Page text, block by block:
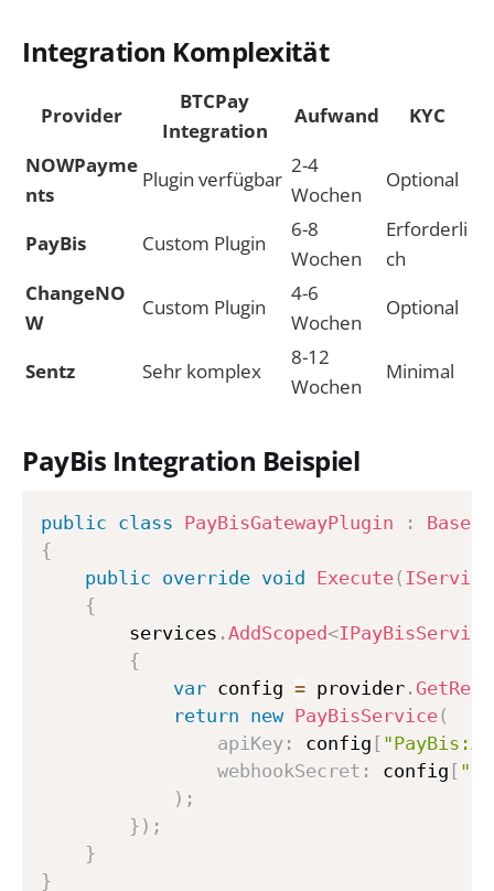
Integration Komplexität
Provider
BTCPay
Integration
Aufwand
KYC
NOWPayme
nts
Plugin verfügbar
2-4
Wochen
Optional
PayBis Custom Plugin
6-8
Wochen
Erforderli
ch
ChangeNO
W
Custom Plugin
4-6
Wochen
Optional
Sentz Sehr komplex
8-12
Wochen
Minimal
PayBis Integration Beispiel
public class PayBisGatewayPlugin :
{
public override void Execute(
{
        services
. AddScoped <IPayBisService
{
var config = provider .
return new PayBisService(
apiKey : config [
webhookSecret : config [
) ;
} ) ;
}
}